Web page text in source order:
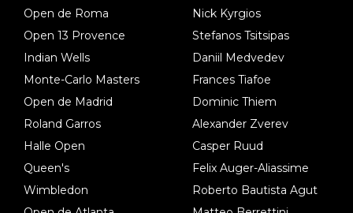
Open de Roma
Open 13 Provence
Indian Wells
Monte-Carlo Masters
Open de Madrid
Roland Garros
Halle Open
Queen's
Wimbledon
Nick Kyrgios
Stefanos Tsitsipas
Daniil Medvedev
Frances Tiafoe
Dominic Thiem
Alexander Zverev
Casper Ruud
Felix Auger-Aliassime
Roberto Bautista Agut